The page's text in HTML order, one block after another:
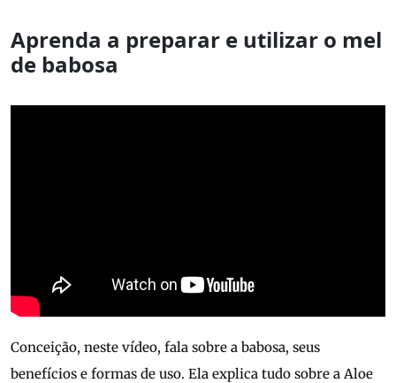
Aprenda a preparar e utilizar o mel
de babosa
Conceição, neste vídeo, fala sobre a babosa, seus
benefícios e formas de uso. Ela explica tudo sobre a Aloe